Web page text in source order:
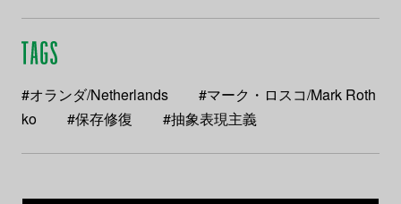
#オランダ/Netherlands
#マーク・ロスコ/Mark Roth
ko
#保存修復 #抽象表現主義